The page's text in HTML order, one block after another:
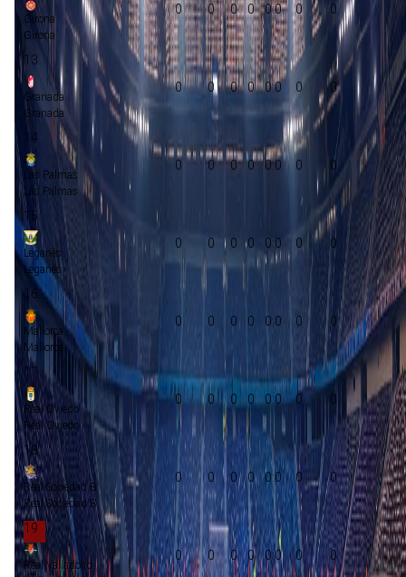
Girona
Girona
0 0 0 0 0:0 0 0
13
Granada
Granada
0 0 0 0 0:0 0 0
14
Las Palmas
Las Palmas
0 0 0 0 0:0 0 0
15
Leganés
Leganés
0 0 0 0 0:0 0 0
16
Mallorca
Mallorca
0 0 0 0 0:0 0 0
17
Real Oviedo
Real Oviedo
0 0 0 0 0:0 0 0
18
Real Sociedad B
Real Sociedad B
0 0 0 0 0:0 0 0
19
Real Valladolid
0 0 0 0 0:0 0 0